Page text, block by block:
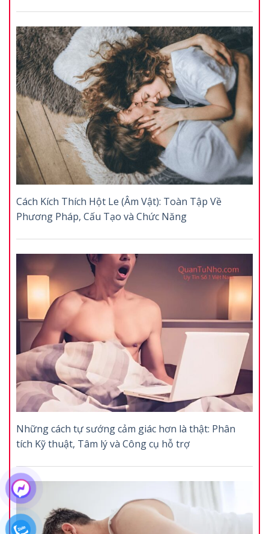
Cách Kích Thích Hột Le (Âm Vật): Toàn Tập Về
Phương Pháp, Cấu Tạo và Chức Năng
Những cách tự sướng cảm giác hơn là thật: Phân
tích Kỹ thuật, Tâm lý và Công cụ hỗ trợ